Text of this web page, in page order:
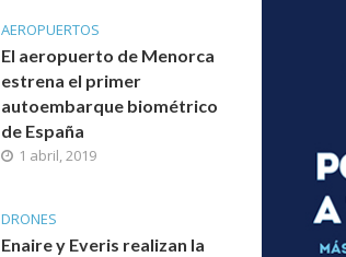
AEROPUERTOS
El aeropuerto de Menorca
estrena el primer
autoembarque biométrico
de España
1 abril, 2019
DRONES
Enaire y Everis realizan la